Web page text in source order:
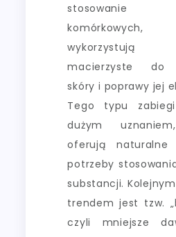
macierzyste do
skóry i poprawy jej
Tego typu
dużym
oferują
potrzeby
substancji.
trendem jest tzw.
czyli mniejsze